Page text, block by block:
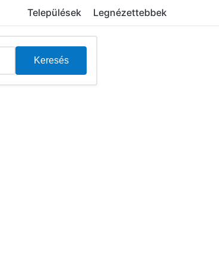
Települések Legnézettebbek
Keresés